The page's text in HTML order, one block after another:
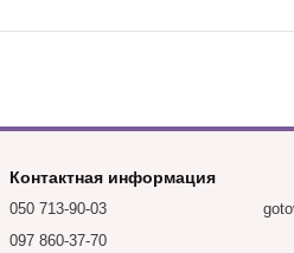
Контактная информация
050 713-90-03
097 860-37-70